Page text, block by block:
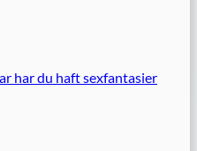
har du haft sexfantasier